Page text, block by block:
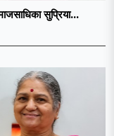
सुप्रिया...